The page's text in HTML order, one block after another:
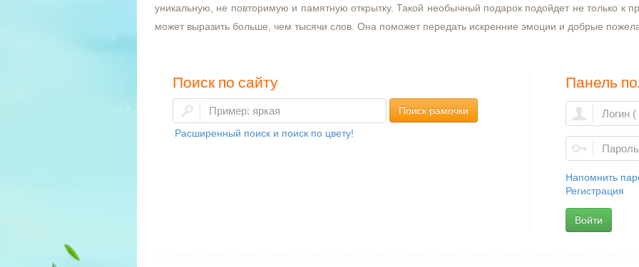
уникальную, не повторимую и памятную открытку. Такой необычный подарок подойдет не только к
может выразить больше, чем тысячи слов. Она поможет передать искренние эмоции и добрые
Поиск по сайту
Поиск рамочки
Расширенный поиск и поиск по цвету!
Панель
Напомнить
Регистрация
Войти